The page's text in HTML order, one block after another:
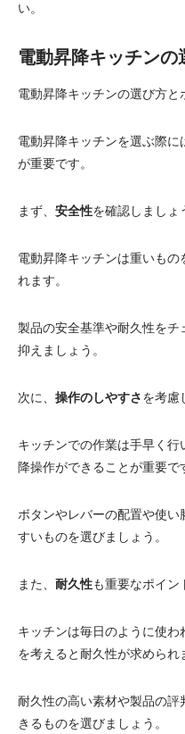
い。
電動昇降キッチンの
電動昇降キッチンの選び方と
電動昇降キッチンを選ぶ際に
が重要です。
まず、 安全性を確認しましょ
電動昇降キッチンは重いも
れます。
製品の安全基準や耐久性をチ
抑えましょう。
次に、 操作のしやすさを考慮
キッチンでの作業は手早く
降操作ができることが重要で
ボタンやレバーの配置や使
すいものを選びましょう。
また、 耐久性も重要なポイン
キッチンは毎日のように使わ
を考えると耐久性が求められ
耐久性の高い素材や製品の
きるものを選びましょう。